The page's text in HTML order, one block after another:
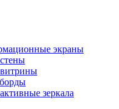
экраны
зеркала